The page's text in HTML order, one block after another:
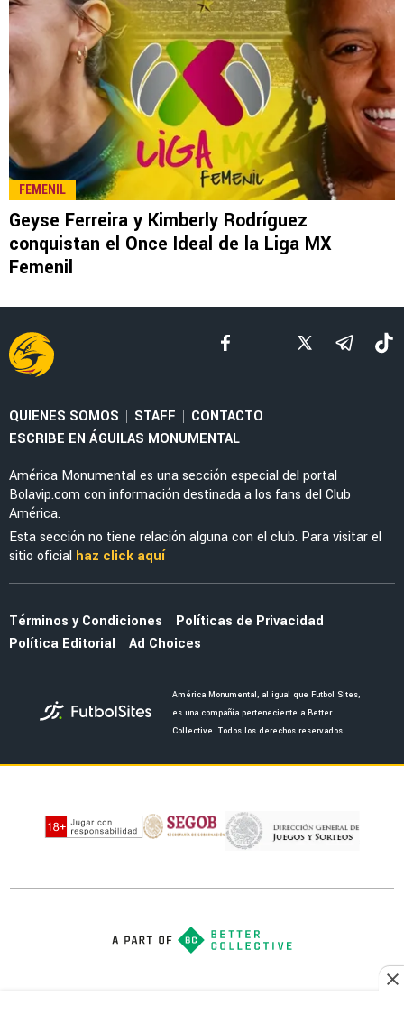
LEE TAMBIÉN
LEAGUES CUP 2026
La tajante frase de Guillermo Almada sobre la
actuación de Alan Cervantes ante San Diego
FC
MERCADO
con Rosario Central: "Espero que..."